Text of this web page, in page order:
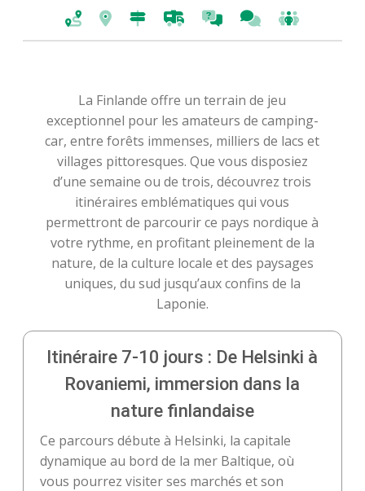
La Finlande offre un terrain de jeu
exceptionnel pour les amateurs de camping-
car, entre forêts immenses, milliers de lacs et
villages pittoresques. Que vous disposiez
d’une semaine ou de trois, découvrez trois
itinéraires emblématiques qui vous
permettront de parcourir ce pays nordique à
votre rythme, en profitant pleinement de la
nature, de la culture locale et des paysages
uniques, du sud jusqu’aux confins de la
Laponie.
Itinéraire 7-10 jours : De Helsinki à
Rovaniemi, immersion dans la
nature finlandaise
Ce parcours débute à Helsinki, la capitale
dynamique au bord de la mer Baltique, où
vous pourrez visiter ses marchés et son